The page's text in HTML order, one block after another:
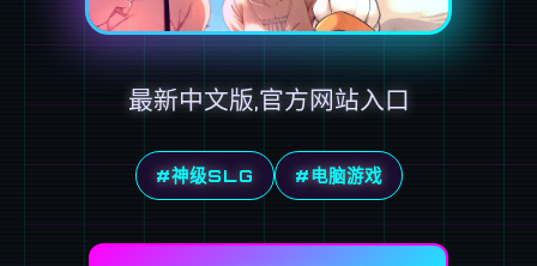
最新中文版,官方网站入口
#神级SLG #电脑游戏